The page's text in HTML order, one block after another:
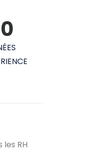
RH